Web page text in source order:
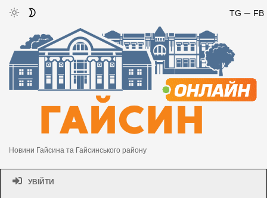
FB
TG
Новини Гайсина та Гайсинського району
УВІЙТИ